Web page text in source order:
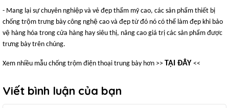
- Mang lại sự chuyên nghiệp và vẻ đẹp thẩm mỹ cao, các sản phẩm thiết bị
chống trộm trưng bày công nghệ cao và đẹp từ đó nó có thể làm đẹp khi bảo
vệ hàng hóa trong cửa hàng hay siêu thị, nâng cao giá trị các sản phẩm được
trưng bày trên chúng.
Xem nhiều mẫu chống trộm điện thoại trung bày hơn >> TẠI ĐÂY <<
Viết bình luận của bạn